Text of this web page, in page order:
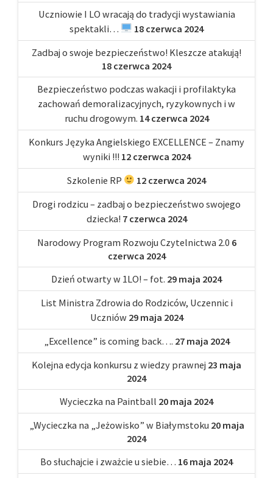
Uczniowie I LO wracają do tradycji wystawiania
spektakli…
18 czerwca 2024
Zadbaj o swoje bezpieczeństwo! Kleszcze atakują!
18 czerwca 2024
Bezpieczeństwo podczas wakacji i profilaktyka
zachowań demoralizacyjnych, ryzykownych i w
ruchu drogowym. 14 czerwca 2024
Konkurs Języka Angielskiego EXCELLENCE – Znamy
wyniki !!! 12 czerwca 2024
Szkolenie RP
12 czerwca 2024
Drogi rodzicu – zadbaj o bezpieczeństwo swojego
dziecka! 7 czerwca 2024
Narodowy Program Rozwoju Czytelnictwa 2.0 6
czerwca 2024
Dzień otwarty w 1LO! – fot. 29 maja 2024
List Ministra Zdrowia do Rodziców, Uczennic i
Uczniów 29 maja 2024
„Excellence” is coming back…. 27 maja 2024
Kolejna edycja konkursu z wiedzy prawnej 23 maja
2024
Wycieczka na Paintball 20 maja 2024
„Wycieczka na „Jeżowisko” w Białymstoku 20 maja
2024
Bo słuchajcie i zważcie u siebie… 16 maja 2024